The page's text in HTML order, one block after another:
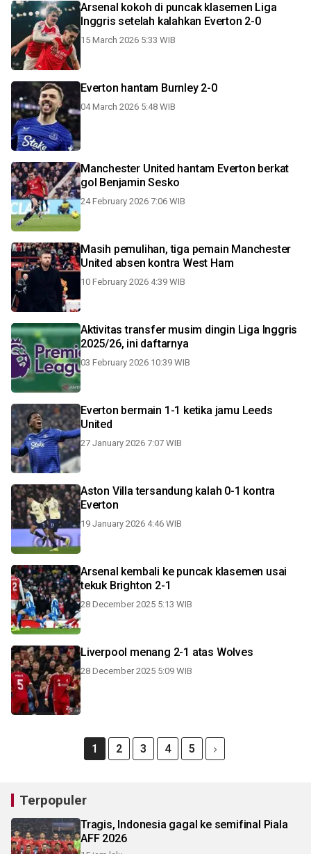
Arsenal kokoh di puncak klasemen Liga
Inggris setelah kalahkan Everton 2-0
15 March 2026 5:33 WIB
Everton hantam Burnley 2-0
04 March 2026 5:48 WIB
Manchester United hantam Everton berkat
gol Benjamin Sesko
24 February 2026 7:06 WIB
Masih pemulihan, tiga pemain Manchester
United absen kontra West Ham
10 February 2026 4:39 WIB
Aktivitas transfer musim dingin Liga Inggris
2025/26, ini daftarnya
03 February 2026 10:39 WIB
Everton bermain 1-1 ketika jamu Leeds
United
27 January 2026 7:07 WIB
Aston Villa tersandung kalah 0-1 kontra
Everton
19 January 2026 4:46 WIB
Arsenal kembali ke puncak klasemen usai
tekuk Brighton 2-1
28 December 2025 5:13 WIB
Liverpool menang 2-1 atas Wolves
28 December 2025 5:09 WIB
1 2 3 4 5
Terpopuler
Tragis, Indonesia gagal ke semifinal Piala
AFF 2026